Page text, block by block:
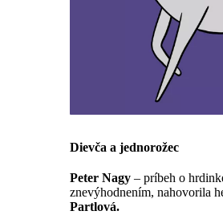
Dievča a jednorožec
Peter Nagy – príbeh o
znevýhodnením, nahovorila
Partlová.